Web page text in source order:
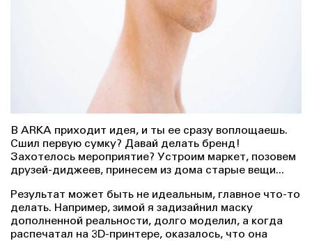
В ARKA приходит идея, и ты ее сразу воплощаешь.
Сшил первую сумку? Давай делать бренд!
Захотелось мероприятие? Устроим маркет, позовем
друзей-диджеев, принесем из дома старые вещи...
Результат может быть не идеальным, главное что-то
делать. Например, зимой я задизайнил маску
дополненной реальности, долго моделил, а когда
распечатал на 3D-принтере, оказалось, что она